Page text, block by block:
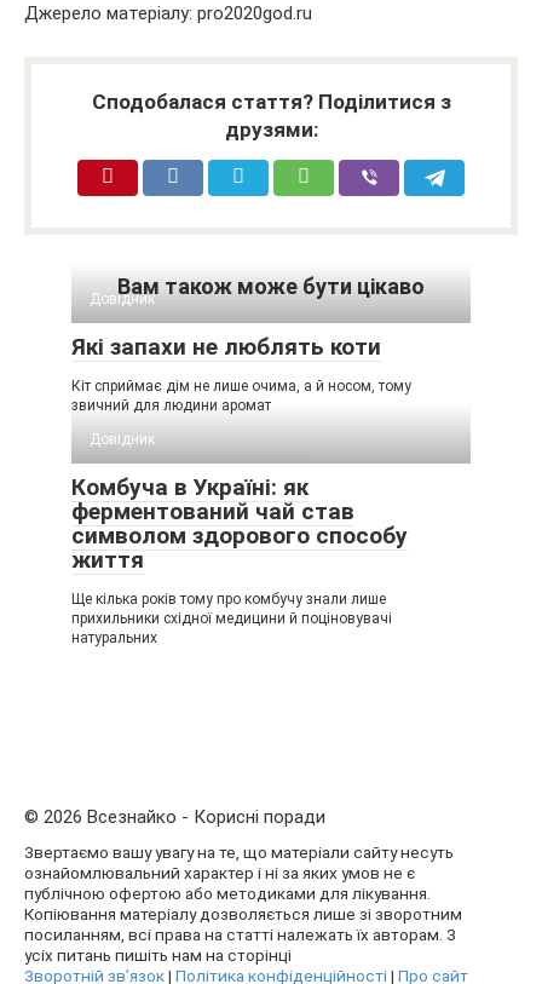
Джерело матеріалу: pro2020god.ru
Сподобалася стаття? Поділитися з
друзями:
Вам також може бути цікаво
Довідник
Які запахи не люблять коти
Кіт сприймає дім не лише очима, а й носом, тому
звичний для людини аромат
Довідник
Комбуча в Україні: як
ферментований чай став
символом здорового способу
життя
Ще кілька років тому про комбучу знали лише
прихильники східної медицини й поціновувачі
натуральних
© 2026 Всезнайко - Корисні поради
Звертаємо вашу увагу на те, що матеріали сайту несуть
ознайомлювальний характер і ні за яких умов не є
публічною офертою або методиками для лікування.
Копіювання матеріалу дозволяється лише зі зворотним
посиланням, всі права на статті належать їх авторам. З
усіх питань пишіть нам на сторінці
Зворотній зв’язок| Політика конфіденційності| Про сайт